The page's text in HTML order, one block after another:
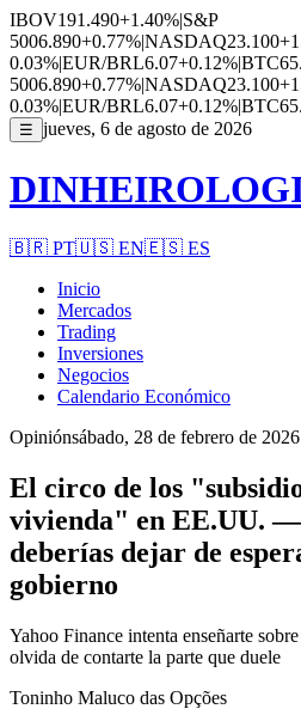
IBOV191.490+1.40%|S&P
5006.890+0.77%|NASDAQ23.100
0.03%|EUR/BRL6.07+0.12%|BTC
5006.890+0.77%|NASDAQ23.100
0.03%|EUR/BRL6.07+0.12%|BTC
☰ jueves, 6 de agosto de 2026
🇧🇷 PT🇺🇸 EN🇪🇸 ES
Inicio
Mercados
Trading
Inversiones
Negocios
Calendario Económico
Opiniónsábado, 28 de febrero de 2026
El circo de los
vivienda" en EE.UU.
deberías dejar de
gobierno
Yahoo Finance intenta enseñarte
olvida de contarte la parte que duele
Toninho Maluco das Opções